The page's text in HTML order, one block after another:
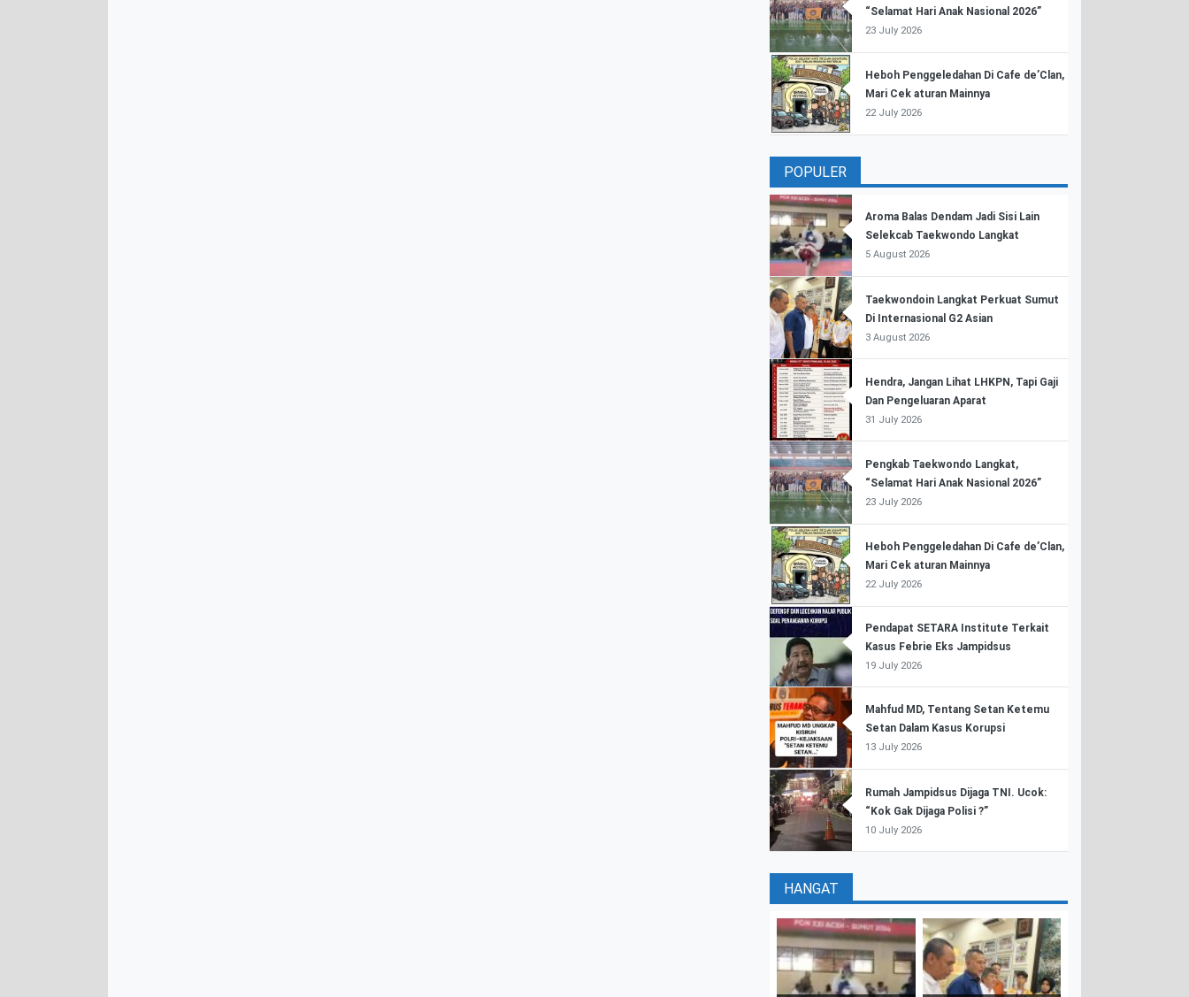
“Selamat Hari Anak Nasional 2026”
23 July 2026
Heboh Penggeledahan Di Cafe de’Clan,
Mari Cek aturan Mainnya
22 July 2026
POPULER
Aroma Balas Dendam Jadi Sisi Lain
Selekcab Taekwondo Langkat
5 August 2026
Taekwondoin Langkat Perkuat Sumut
Di Internasional G2 Asian
3 August 2026
Hendra, Jangan Lihat LHKPN, Tapi Gaji
Dan Pengeluaran Aparat
31 July 2026
Pengkab Taekwondo Langkat,
“Selamat Hari Anak Nasional 2026”
23 July 2026
Heboh Penggeledahan Di Cafe de’Clan,
Mari Cek aturan Mainnya
22 July 2026
Pendapat SETARA Institute Terkait
Kasus Febrie Eks Jampidsus
19 July 2026
Mahfud MD, Tentang Setan Ketemu
Setan Dalam Kasus Korupsi
13 July 2026
Rumah Jampidsus Dijaga TNI. Ucok:
“Kok Gak Dijaga Polisi ?”
10 July 2026
HANGAT